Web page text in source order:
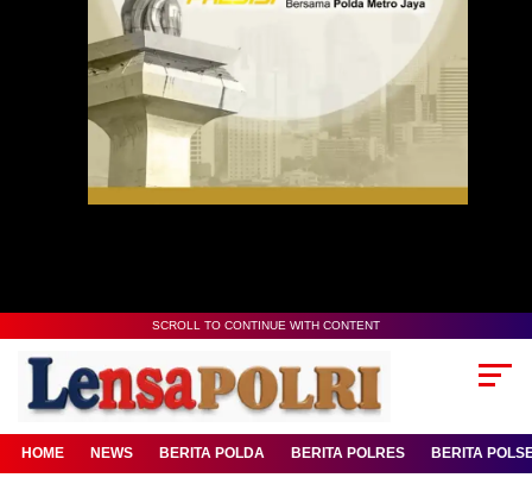
SCROLL TO CONTINUE WITH CONTENT
HOME NEWS BERITA POLDA BERITA POLRES BERITA